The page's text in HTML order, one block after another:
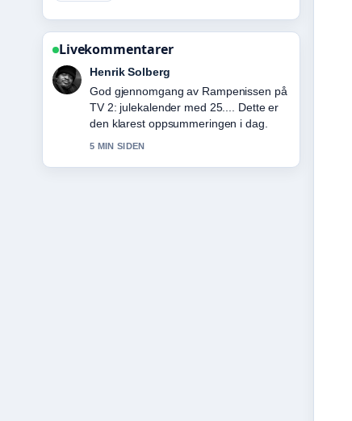
Livekommentarer
Henrik Solberg
God gjennomgang av Rampenissen på
TV 2: julekalender med 25.... Dette er
den klarest oppsummeringen i dag.
5 MIN SIDEN